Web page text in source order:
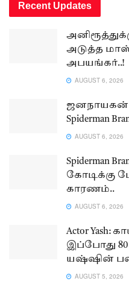
Recent Updates
அடுத்த
அபயங்கர்..!
AUGUST 6, 2026
ஜனநாயகன்
Spiderman
AUGUST 6, 2026
Spiderman
கோடிக்கு
காரணம்..
AUGUST 6, 2026
Actor Yash:
இப்போது
யஷ்ஷின்
AUGUST 5, 2026